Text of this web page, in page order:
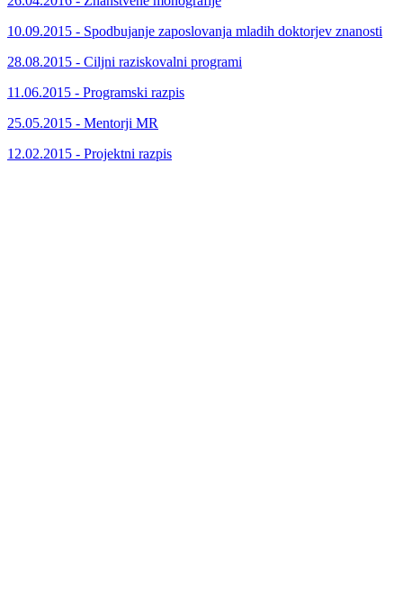
10.09.2015 - Spodbujanje zaposlovanja mladih doktorjev znanosti
28.08.2015 - Ciljni raziskovalni programi
11.06.2015 - Programski razpis
25.05.2015 - Mentorji MR
12.02.2015 - Projektni razpis